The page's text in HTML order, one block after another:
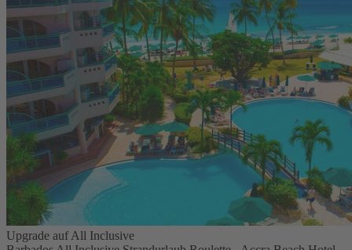
Upgrade auf All Inclusive